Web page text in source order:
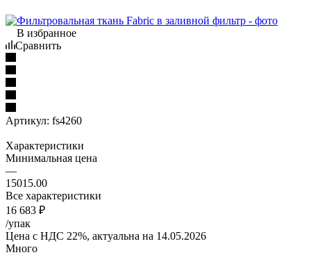
В избранное
Сравнить
Артикул: fs4260
Характеристики
Минимальная цена
—
15015.00
Все характеристики
16 683 ₽
/упак
Цена с НДС 22%, актуальна на 14.05.2026
Много